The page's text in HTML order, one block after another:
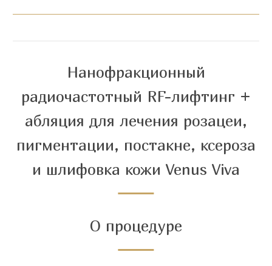
Нанофракционный
радиочастотный RF-лифтинг +
абляция для лечения розацеи,
пигментации, постакне, ксероза
и шлифовка кожи Venus Viva
О процедуре